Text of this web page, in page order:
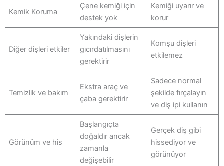
Kemik Koruma
Çene kemiği için
destek yok
Kemiği uyarır ve
korur
Diğer dişleri etkiler
Yakındaki dişlerin
gıcırdatılmasını
gerektirir
Komşu dişleri
etkilemez
Temizlik ve bakım
Ekstra araç ve
çaba gerektirir
Sadece normal
şekilde fırçalayın
ve diş ipi kullanın
Görünüm ve his
Başlangıçta
doğaldır ancak
zamanla
değişebilir
Gerçek diş gibi
hissediyor ve
görünüyor